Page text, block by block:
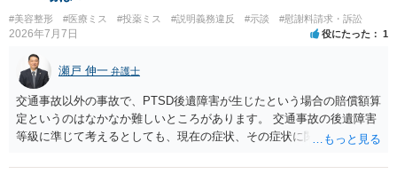
#美容整形 #医療ミス #投薬ミス #説明義務違反 #示談 #慰謝料請求・訴訟
2026年7月7日 役にたった 1
瀬戸 伸一 弁護士
交通事故以外の事故で、PTSD後遺障害が生じたという場合の賠償額算
定というのはなかなか難しいところがあります。 交通事故の後遺障害
等級に準じて考えるとしても、現在の症状、その症状に関する医療記
ず、あっても、一定の検討をしないと算定は難しいと思いますので、